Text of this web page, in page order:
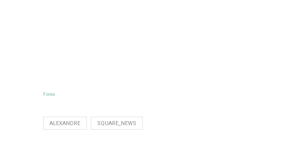
Fonte
ALEXANDRE SQUARE_NEWS